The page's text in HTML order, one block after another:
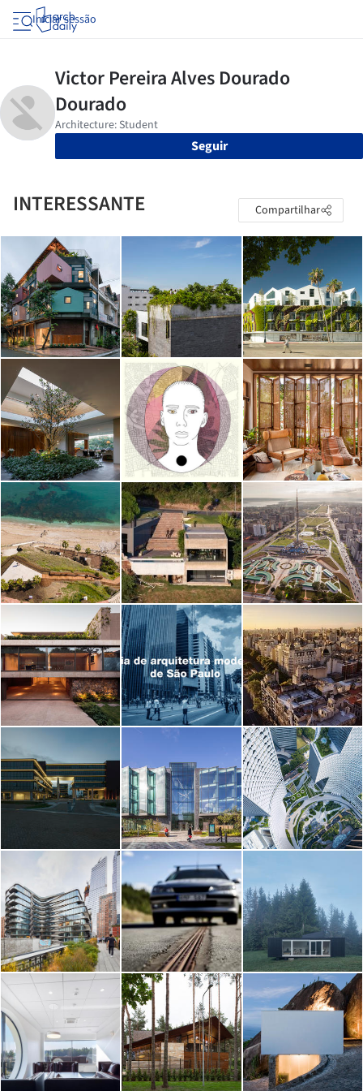
Iniciar sessão
Seguir
INTERESSANTE Compartilhar